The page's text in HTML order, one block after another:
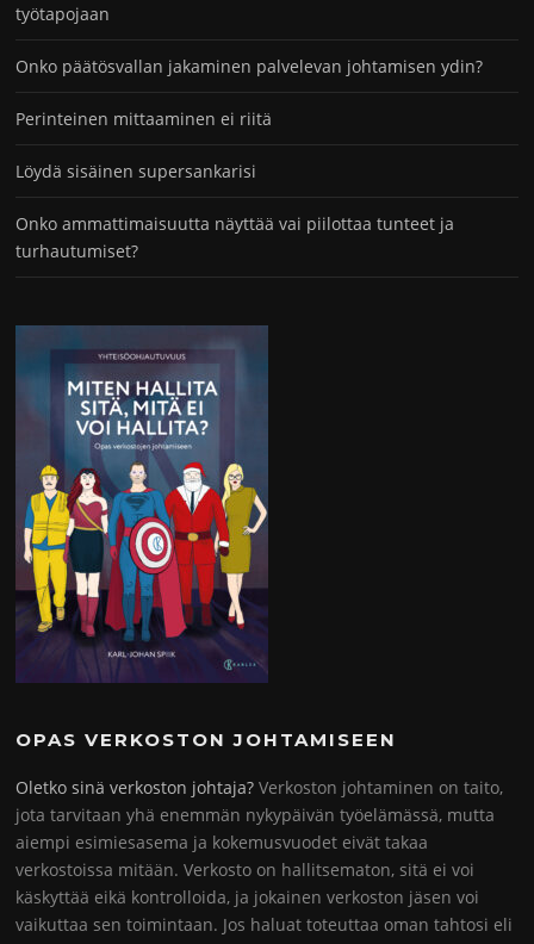
työtapojaan
Onko päätösvallan jakaminen palvelevan johtamisen ydin?
Perinteinen mittaaminen ei riitä
Löydä sisäinen supersankarisi
Onko ammattimaisuutta näyttää vai piilottaa tunteet ja
turhautumiset?
OPAS VERKOSTON JOHTAMISEEN
Oletko sinä verkoston johtaja? Verkoston johtaminen on taito,
jota tarvitaan yhä enemmän nykypäivän työelämässä, mutta
aiempi esimiesasema ja kokemusvuodet eivät takaa
verkostoissa mitään. Verkosto on hallitsematon, sitä ei voi
käskyttää eikä kontrolloida, ja jokainen verkoston jäsen voi
vaikuttaa sen toimintaan. Jos haluat toteuttaa oman tahtosi eli